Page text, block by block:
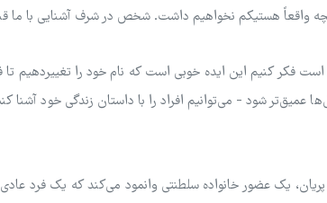
واقعاً هستیکم نخواهیم داشت. شخص در شرف آشنایی با ما
فکر کنیم این ایده خوبی است که نام خود را تغییر‌دهیم تا
شود - می‌توانیم افراد را با داستان زندگی خود آشنا
پریان، یک عضور خانواده سلطنتی وانمود می‌کند که یک فرد